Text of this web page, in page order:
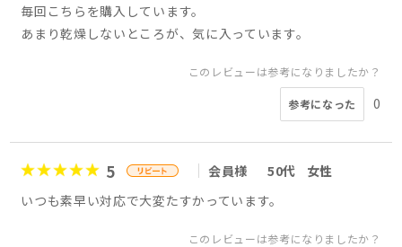
毎回こちらを購入しています。
あまり乾燥しないところが、気に入っています。
このレビューは参考になりましたか？
参考になった 0
5 会員様 50代
女性
いつも素早い対応で大変たすかっています。
このレビューは参考になりましたか？